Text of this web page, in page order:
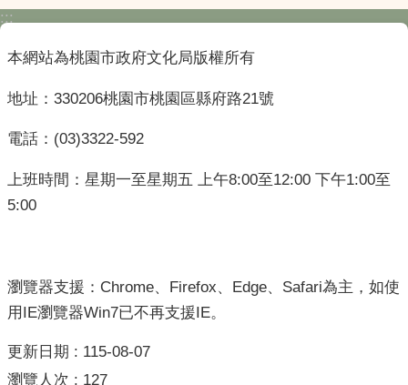
:::
本網站為桃園市政府文化局版權所有
地址：330206桃園市桃園區縣府路21號
電話：(03)3322-592
上班時間：星期一至星期五 上午8:00至12:00 下午1:00至
5:00
瀏覽器支援：Chrome、Firefox、Edge、Safari為主，如使
用IE瀏覽器Win7已不再支援IE。
更新日期
115-08-07
瀏覽人次
127